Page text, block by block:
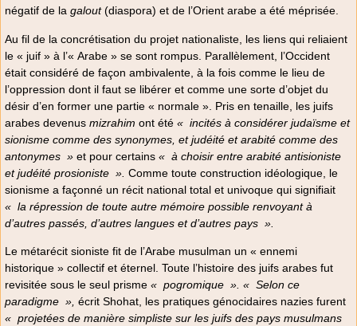
négatif de la galout(diaspora) et de l’Orient arabe a été méprisée.
Au fil de la concrétisation du projet nationaliste, les liens qui reliaient
le « juif » à l’« Arabe » se sont rompus. Parallèlement, l’Occident
était considéré de façon ambivalente, à la fois comme le lieu de
l’oppression dont il faut se libérer et comme une sorte d’objet du
désir d’en former une partie « normale ». Pris en tenaille, les juifs
arabes devenus mizrahim ont été « incités à considérer judaïsme et
sionisme comme des synonymes, et judéité et arabité comme des
antonymes » et pour certains « à choisir entre arabité antisioniste
et judéité prosioniste ». Comme toute construction idéologique, le
sionisme a façonné un récit national total et univoque qui signifiait
« la répression de toute autre mémoire possible renvoyant à
d’autres passés, d’autres langues et d’autres pays ».
Le métarécit sioniste fit de l’Arabe musulman un « ennemi
historique » collectif et éternel. Toute l’histoire des juifs arabes fut
revisitée sous le seul prisme « pogromique ». « Selon ce
paradigme », écrit Shohat, les pratiques génocidaires nazies furent
« projetées de manière simpliste sur les juifs des pays musulmans